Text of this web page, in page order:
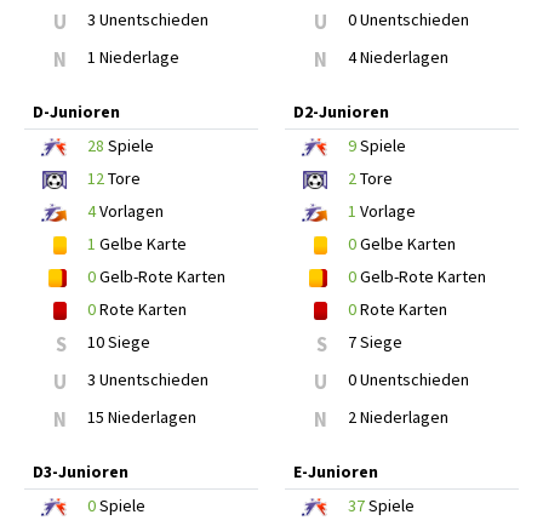
U 3 Unentschieden
N 1 Niederlage
U 0 Unentschieden
N 4 Niederlagen
D-Junioren
28 Spiele
12Tore
4Vorlagen
1 Gelbe Karte
0Gelb-Rote Karten
0Rote Karten
S 10 Siege
U 3 Unentschieden
N 15 Niederlagen
D2-Junioren
9Spiele
2Tore
1 Vorlage
0Gelbe Karten
0Gelb-Rote Karten
0Rote Karten
S 7 Siege
U 0 Unentschieden
N 2 Niederlagen
D3-Junioren
0Spiele
E-Junioren
37Spiele